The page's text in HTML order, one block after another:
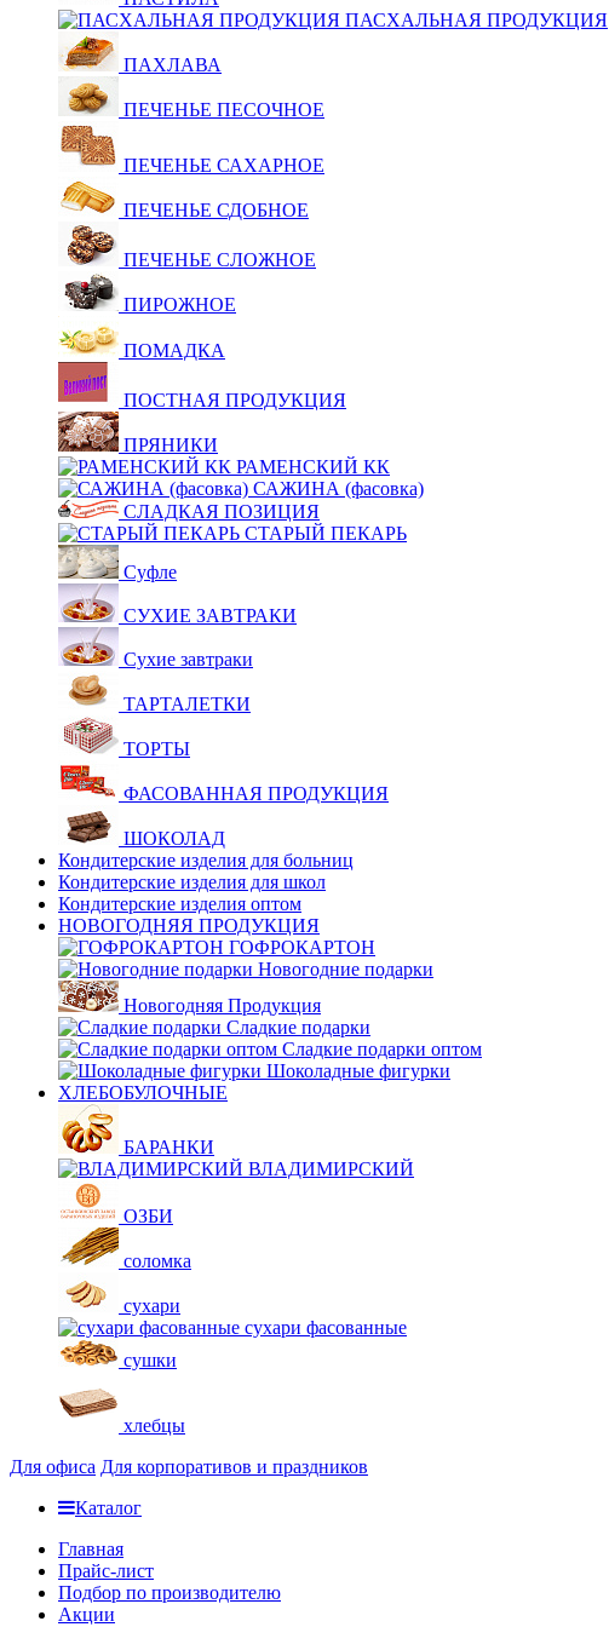
ПАСХАЛЬНАЯ ПРОДУКЦИЯ
ПАХЛАВА
ПЕЧЕНЬЕ ПЕСОЧНОЕ
ПЕЧЕНЬЕ САХАРНОЕ
ПЕЧЕНЬЕ СДОБНОЕ
ПЕЧЕНЬЕ СЛОЖНОЕ
ПИРОЖНОЕ
ПОМАДКА
ПОСТНАЯ ПРОДУКЦИЯ
ПРЯНИКИ
РАМЕНСКИЙ КК
САЖИНА (фасовка)
СЛАДКАЯ ПОЗИЦИЯ
СТАРЫЙ ПЕКАРЬ
Суфле
СУХИЕ ЗАВТРАКИ
Сухие завтраки
ТАРТАЛЕТКИ
ТОРТЫ
ФАСОВАННАЯ ПРОДУКЦИЯ
ШОКОЛАД
Кондитерские изделия для больниц
Кондитерские изделия для школ
Кондитерские изделия оптом
НОВОГОДНЯЯ ПРОДУКЦИЯ
ГОФРОКАРТОН
Новогодние подарки
Новогодняя Продукция
Сладкие подарки
Сладкие подарки оптом
Шоколадные фигурки
ХЛЕБОБУЛОЧНЫЕ
БАРАНКИ
ВЛАДИМИРСКИЙ
ОЗБИ
соломка
сухари
сухари фасованные
сушки
хлебцы
Для офиса Для корпоративов и праздников
Каталог
Главная
Прайс-лист
Подбор по производителю
Акции